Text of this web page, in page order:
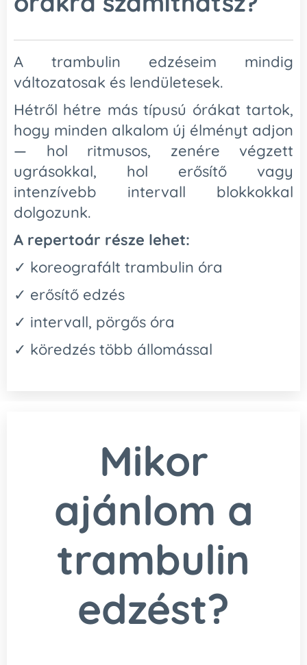
A trambulin edzéseim mindig
változatosak és lendületesek.
Hétről hétre más típusú órákat tartok,
hogy minden alkalom új élményt adjon
— hol ritmusos, zenére végzett
ugrásokkal, hol erősítő vagy
intenzívebb intervall blokkokkal
dolgozunk.
A repertoár része lehet:
✓ koreografált trambulin óra
✓ erősítő edzés
✓ intervall, pörgős óra
✓ köredzés több állomással
Mikor
ajánlom a
trambulin
edzést?